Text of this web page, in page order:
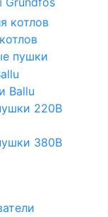
пушки
Ballu
220В
380В